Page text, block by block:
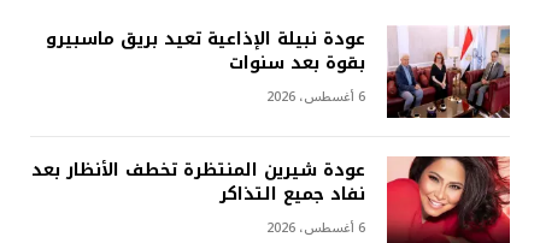
عودة نبيلة الإذاعية تعيد بريق ماسبيرو
بقوة بعد سنوات
6 أغسطس، 2026
عودة شيرين المنتظرة تخطف الأنظار بعد
نفاد جميع التذاكر
6 أغسطس، 2026